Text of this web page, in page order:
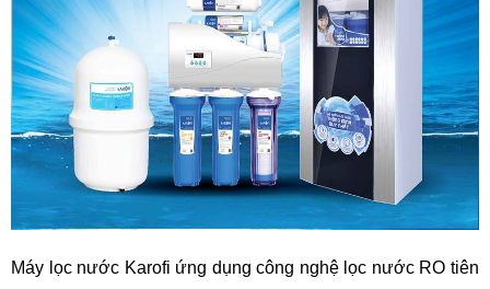
Máy lọc nước Karofi ứng dụng công nghệ lọc nước RO tiên